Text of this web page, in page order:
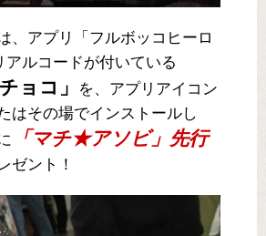
、アプリ「フルボッコヒーロ
アルコードが付いている
ョコ」
を、アプリアイコン
はその場でインストールし
「マチ★アソビ」先行
ゼント！